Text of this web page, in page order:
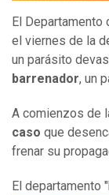
El Departamento
el viernes de la
un parásito
barrenador, un
A comienzos de
caso que
frenar su
El departamento